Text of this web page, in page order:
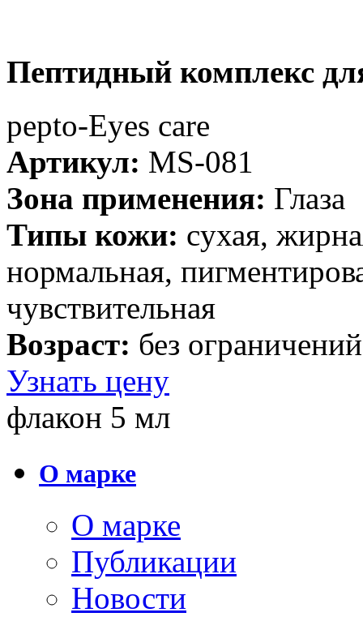
Пептидный комплекс
рерto-Eyes care
Артикул: MS-081
Зона применения: Глаза
Типы кожи: cухая,
нормальная,
чувствительная
Возраст: без ограничений
Узнать цену
флакон 5 мл
О марке
О марке
Публикации
Новости